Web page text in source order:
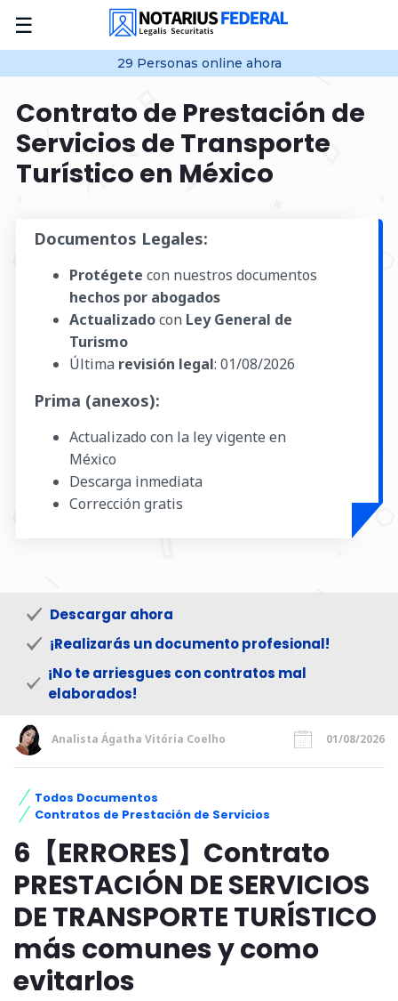
☰
29 Personas online ahora
Contrato de Prestación de
Servicios de Transporte
Turístico en México
Documentos Legales:
Protégete con nuestros documentos
hechos por abogados
Actualizadocon Ley General de
Turismo
Última revisión legal: 01/08/2026
Prima (anexos):
Actualizado con la ley vigente en
México
Descarga inmediata
Corrección gratis
Descargar ahora
¡Realizarás un documento profesional!
¡No te arriesgues con contratos mal
elaborados!
Analista Ágatha Vitória Coelho 01/08/2026
Todos Documentos
Contratos de Prestación de Servicios
6【ERRORES】Contrato
PRESTACIÓN DE SERVICIOS
DE TRANSPORTE TURÍSTICO
más comunes y como
evitarlos